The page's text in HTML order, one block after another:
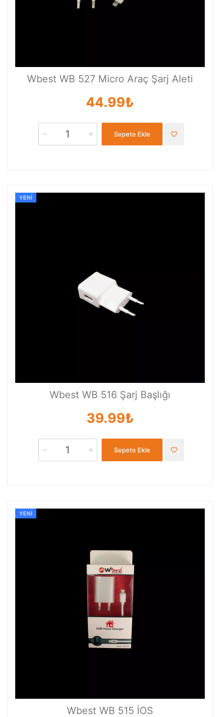
Wbest WB 527 Micro Araç Şarj Aleti
44.99₺
Sepete Ekle
YENI
Wbest WB 516 Şarj Başlığı
39.99₺
Sepete Ekle
YENI
Wbest WB 515 İOS